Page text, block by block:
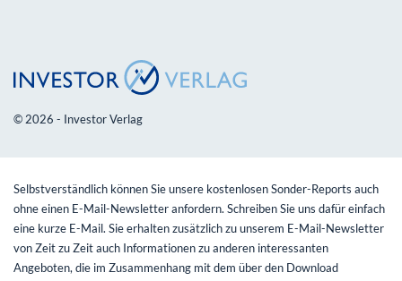
© 2026 - Investor Verlag
Selbstverständlich können Sie unsere kostenlosen Sonder-Reports auch
ohne einen E-Mail-Newsletter anfordern. Schreiben Sie uns dafür einfach
eine kurze E-Mail. Sie erhalten zusätzlich zu unserem E-Mail-Newsletter
von Zeit zu Zeit auch Informationen zu anderen interessanten
Angeboten, die im Zusammenhang mit dem über den Download